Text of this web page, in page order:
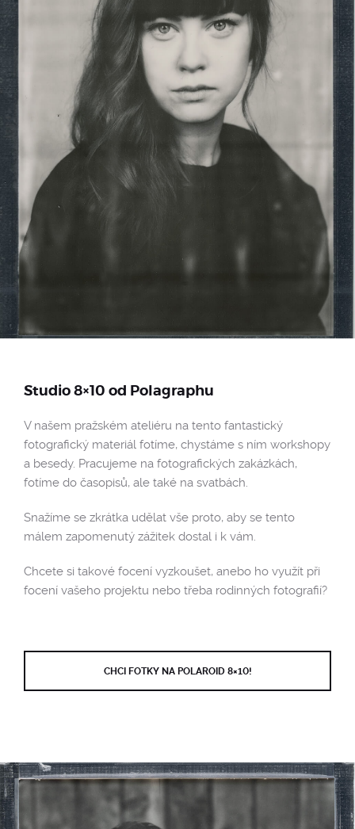
Studio 8×10 od Polagraphu
V našem pražském ateliéru na tento fantastický
fotografický materiál fotíme, chystáme s ním workshopy
a besedy. Pracujeme na fotografických zakázkách,
fotíme do časopisů, ale také na svatbách.
Snažíme se zkrátka udělat vše proto, aby se tento
málem zapomenutý zážitek dostal i k vám.
Chcete si takové focení vyzkoušet, anebo ho využít při
focení vašeho projektu nebo třeba rodinných fotografií?
CHCI FOTKY NA POLAROID 8×10!